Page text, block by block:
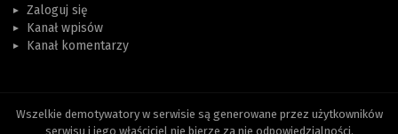
Zaloguj się
Kanał wpisów
Kanał komentarzy
Wszelkie demotywatory w serwisie są generowane przez użytkowników
serwisu i jego właściciel nie bierze za nie odpowiedzialności.